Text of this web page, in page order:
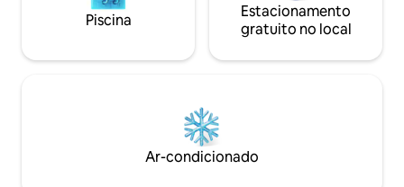
Piscina
Estacionamento
gratuito no local
Ar-condicionado